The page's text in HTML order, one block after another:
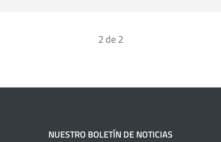
2de2
NUESTRO BOLETÍN DE NOTICIAS